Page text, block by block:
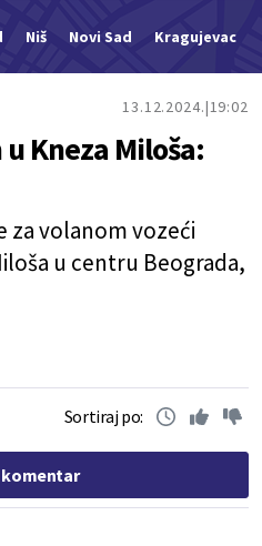
Niš Novi Sad Kragujevac
13.12.2024. 19:02
Kneza Miloša:
za volanom vozeći
u centru Beograda,
Sortiraj po:
komentar